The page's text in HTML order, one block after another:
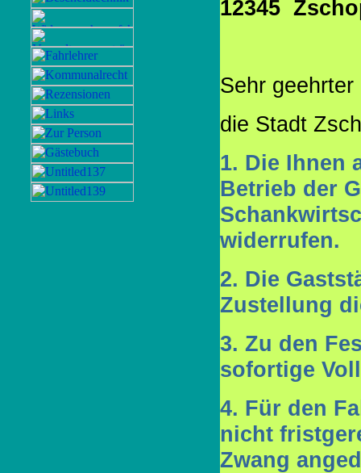
12345
Sehr geehrter
die Stadt
1. Die Ihnen
Betrieb der
widerrufen.
2. Die
Zustellung
3. Zu den
sofortige
4. Für den
nicht
Zwang